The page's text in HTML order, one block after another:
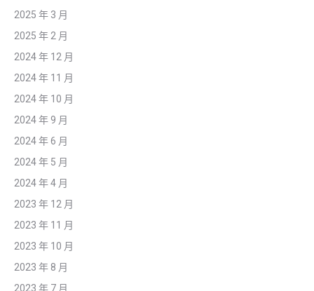
2025 年 3 月
2025 年 2 月
2024 年 12 月
2024 年 11 月
2024 年 10 月
2024 年 9 月
2024 年 6 月
2024 年 5 月
2024 年 4 月
2023 年 12 月
2023 年 11 月
2023 年 10 月
2023 年 8 月
2023 年 7 月